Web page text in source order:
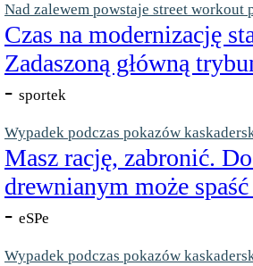
Nad zalewem powstaje street workout
Czas na modernizację
Zadaszoną główną
- sportek
Wypadek podczas pokazów
Masz rację, zabronić.
drewnianym może
- eSPe
Wypadek podczas pokazów